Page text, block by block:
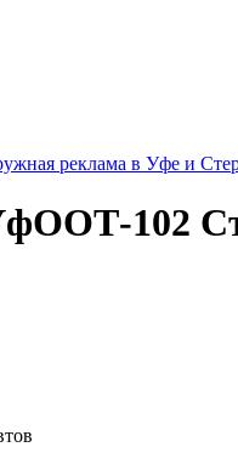
реклама в Уфе и
102